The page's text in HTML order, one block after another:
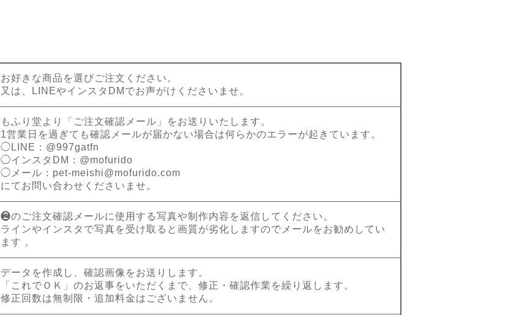
お好きな商品を選びご注文ください。
又は、LINEやインスタDMでお声がけくださいませ。
もふり堂より「ご注文確認メール」をお送りいたします。
1営業日を過ぎても確認メールが届かない場合は何らかのエラーが起きています。
◯LINE：@997gatfn
◯インスタDM：@mofurido
◯メール： pet-meishi@mofurido.com
にてお問い合わせくださいませ。
❷のご注文確認メールに使用する写真や制作内容を返信してください。
ラインやインスタで写真を受け取ると画質が劣化しますのでメールをお勧めしてい
ます 。
データを作成し、確認画像をお送りします。
「これでＯＫ」のお返事をいただくまで、修正・確認作業を繰り返します。
修正回数は無制限・追加料金はございません。